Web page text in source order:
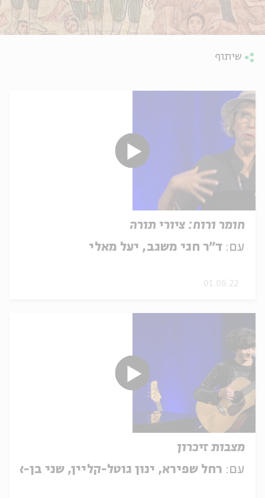
שיתוף
חומר ורוח: ציורי תורה
עם: ד"ר חגי משגב, יעל מאלי
01.06.22
מצבות זיכרון
עם: רחל שפירא, ינון גוטל-קליין, שני בן-